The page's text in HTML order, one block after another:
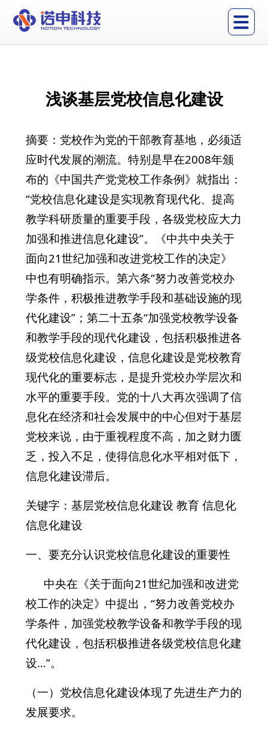
浅谈基层党校信息化建设
摘要：党校作为党的干部教育基地，必须适
应时代发展的潮流。特别是早在2008年颁
布的《中国共产党党校工作条例》就指出：
“党校信息化建设是实现教育现代化、提高
教学科研质量的重要手段，各级党校应大力
加强和推进信息化建设”。《中共中央关于
面向21世纪加强和改进党校工作的决定》
中也有明确指示。第六条“努力改善党校办
学条件，积极推进教学手段和基础设施的现
代化建设”；第二十五条“加强党校教学设备
和教学手段的现代化建设，包括积极推进各
级党校信息化建设，信息化建设是党校教育
现代化的重要标志，是提升党校办学层次和
水平的重要手段。党的十八大再次强调了信
息化在经济和社会发展中的中心但对于基层
党校来说，由于重视程度不高，加之财力匮
乏，投入不足，使得信息化水平相对低下，
信息化建设滞后。
关键字：基层党校信息化建设 教育 信息化
信息化建设
一、要充分认识党校信息化建设的重要性
中央在《关于面向21世纪加强和改进党
校工作的决定》中提出，“努力改善党校办
学条件，加强党校教学设备和教学手段的现
代化建设，包括积极推进各级党校信息化建
设…”。
（一）党校信息化建设体现了先进生产力的
发展要求。